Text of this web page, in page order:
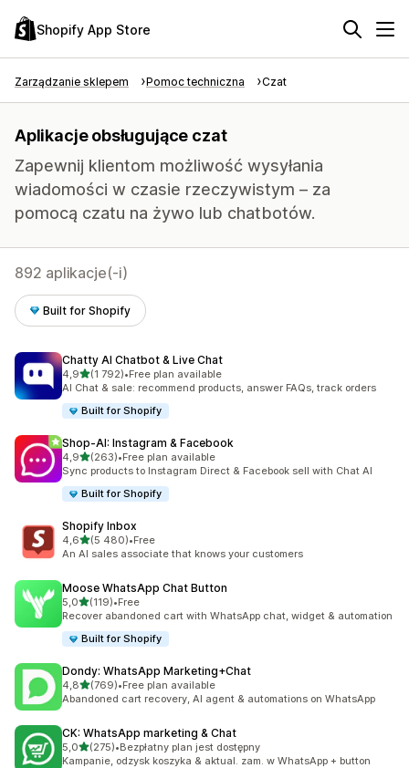
Shopify App Store
Zarządzanie sklepem Pomoc techniczna Czat
Aplikacje obsługujące czat
Zapewnij klientom możliwość wysyłania
wiadomości w czasie rzeczywistym – za
pomocą czatu na żywo lub chatbotów.
892 aplikacje(-i)
Built for Shopify
Chatty AI Chatbot & Live Chat
4,9na 5 gwiazdek
(1 792)
Łączna liczba recenzji: 1792
•Free plan available
AI Chat & sale: recommend products, answer FAQs, track orders
Built for Shopify
Shop‑AI: Instagram & Facebook
4,9na 5 gwiazdek
(263)
Łączna liczba recenzji: 263
•Free plan available
Sync products to Instagram Direct & Facebook sell with Chat AI
Built for Shopify
Shopify Inbox
4,6na 5 gwiazdek
(5 480)
Łączna liczba recenzji: 5480
•Free
An AI sales associate that knows your customers
Moose WhatsApp Chat Button
5,0na 5 gwiazdek
(119)
Łączna liczba recenzji: 119
•Free
Recover abandoned cart with WhatsApp chat, widget & automation
Built for Shopify
Dondy: WhatsApp Marketing+Chat
4,8na 5 gwiazdek
(769)
Łączna liczba recenzji: 769
•Free plan available
Abandoned cart recovery, AI agent & automations on WhatsApp
CK: WhatsApp marketing & Chat
5,0na 5 gwiazdek
(275)
Łączna liczba recenzji: 275
•Bezpłatny plan jest dostępny
Kampanie, odzysk koszyka & aktual. zam. w WhatsApp + button